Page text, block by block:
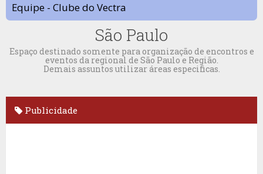
Equipe - Clube do Vectra
São Paulo
Espaço destinado somente para organização de encontros e
eventos da regional de São Paulo e Região.
Demais assuntos utilizar áreas especificas.
Publicidade